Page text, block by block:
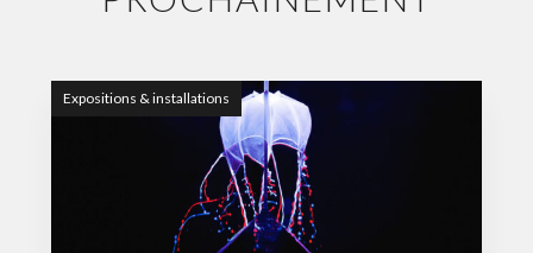
Expositions & installations